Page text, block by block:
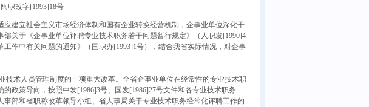
闽职改字[1993]18号
建立社会主义市场经济体制和国有企业转换经营机制，企事业单位深化干
关于《企事业单位评聘专业技术职务若干问题暂行规定》（人职发[1990]4
作中有关问题的通知》（国职办[1993]1号），结合我省实际情况，对企事
术人员管理制度的一项重大改革。全省企事业单位在经常性的专业技术职
政策导向，按照中发[1986]3号、国发[1986]27号文件和各专业技术职务
事部和省职称改革领导小组、省人事局关于专业技术职务经常化评聘工作的